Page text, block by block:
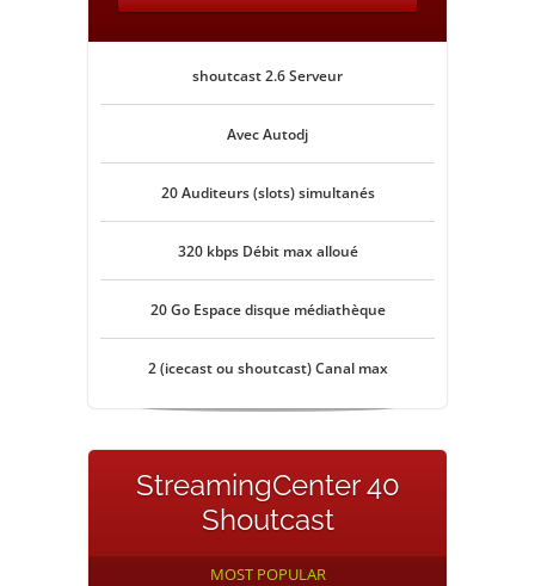
shoutcast 2.6 Serveur
Avec Autodj
20 Auditeurs (slots) simultanés
320 kbps Débit max alloué
20 Go Espace disque médiathèque
2 (icecast ou shoutcast) Canal max
StreamingCenter 40
Shoutcast
MOST POPULAR